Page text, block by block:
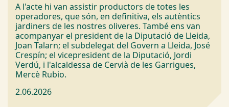
A l'acte hi van assistir productors de totes les
operadores, que són, en definitiva, els autèntics
jardiners de les nostres oliveres. També ens van
acompanyar el president de la Diputació de Lleida,
Joan Talarn; el subdelegat del Govern a Lleida, José
Crespín; el vicepresident de la Diputació, Jordi
Verdú, i l'alcaldessa de Cervià de les Garrigues,
Mercè Rubio.
2.06.2026